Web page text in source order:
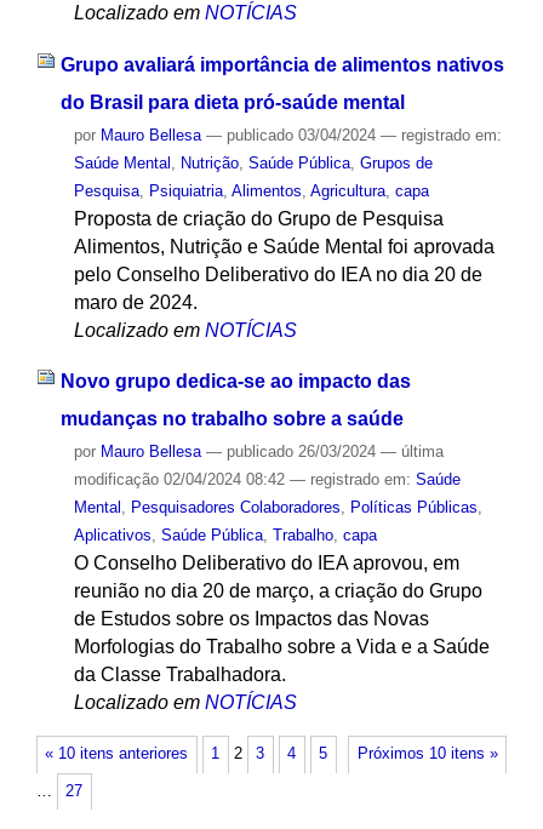
Localizado em NOTÍCIAS
Grupo avaliará importância de alimentos nativos
do Brasil para dieta pró-saúde mental
por Mauro Bellesa — publicado03/04/2024 — registrado em:
Saúde Mental
Nutrição, Saúde Pública, Grupos de
Pesquisa, Psiquiatria, Alimentos Agricultura, capa
Proposta de criação do Grupo de Pesquisa
Alimentos, Nutrição e Saúde Mental foi aprovada
pelo Conselho Deliberativo do IEA no dia 20 de
maro de 2024.
Localizado em NOTÍCIAS
Novo grupo dedica-se ao impacto das
mudanças no trabalho sobre a saúde
por Mauro Bellesa — publicado26/03/2024 — última
modificação02/04/2024 08:42 — registrado em: Saúde
Mental , Pesquisadores Colaboradores, Políticas Públicas,
Aplicativos, Saúde Pública, Trabalho, capa
O Conselho Deliberativo do IEA aprovou, em
reunião no dia 20 de março, a criação do Grupo
de Estudos sobre os Impactos das Novas
Morfologias do Trabalho sobre a Vida e a Saúde
da Classe Trabalhadora.
Localizado em NOTÍCIAS
« 10 itens anteriores Próximos 10 itens »
1 2 3 4 5
… 27